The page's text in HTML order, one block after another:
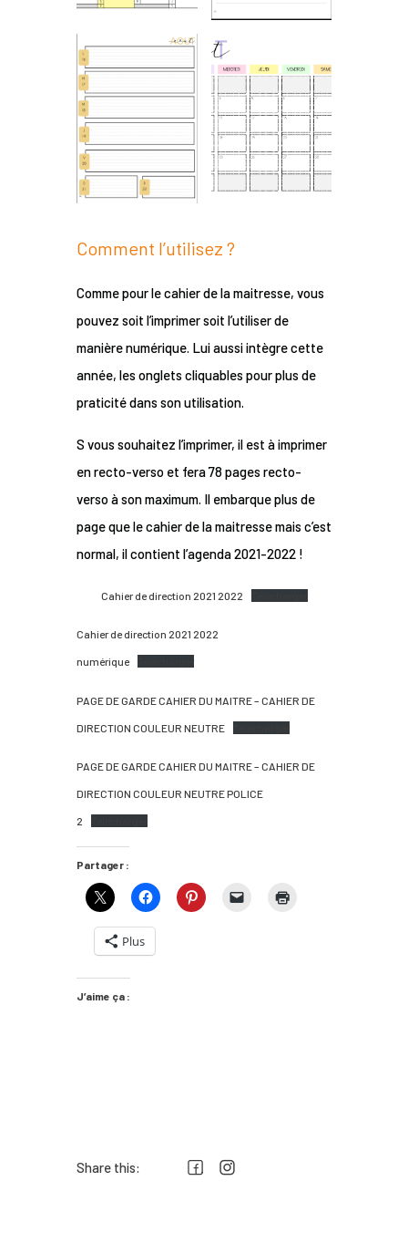
Comment l’utilisez ?
Comme pour le cahier de la maitresse, vous
pouvez soit l’imprimer soit l’utiliser de
manière numérique. Lui aussi intègre cette
année, les onglets cliquables pour plus de
praticité dans son utilisation.
S vous souhaitez l’imprimer, il est à imprimer
en recto-verso et fera 78 pages recto-
verso à son maximum. Il embarque plus de
page que le cahier de la maitresse mais c’est
normal, il contient l’agenda 2021-2022 !
Cahier de direction 2021 2022
Cahier de direction 2021 2022
numérique
PAGE DE GARDE CAHIER DU MAITRE – CAHIER DE
DIRECTION COULEUR NEUTRE
PAGE DE GARDE CAHIER DU MAITRE – CAHIER DE
DIRECTION COULEUR NEUTRE POLICE
2
Partager :
Plus
J’aime ça :
Share this: